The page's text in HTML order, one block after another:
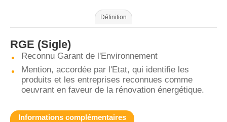
Définition
RGE (Sigle)
Reconnu Garant de l'Environnement
Mention, accordée par l'Etat, qui identifie les
produits et les entreprises reconnues comme
oeuvrant en faveur de la rénovation énergétique.
Informations complémentaires